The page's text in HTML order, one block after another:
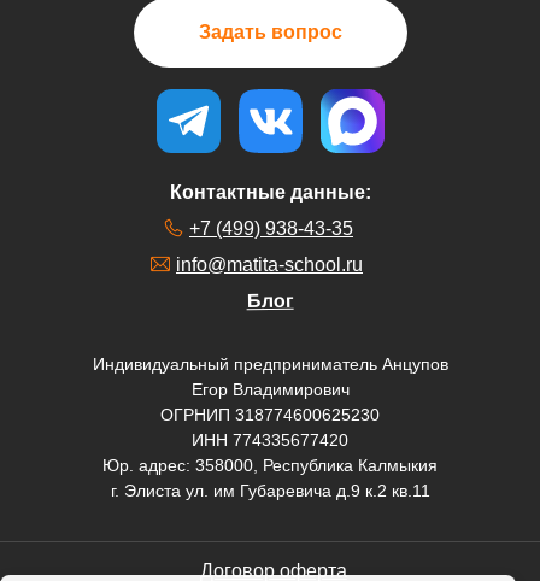
Задать вопрос
+7 (499) 938-43-35
info@matita-school.ru
Блог
Контактные данные:
Индивидуальный предприниматель Анцупов
Егор Владимирович
ОГРНИП 318774600625230
ИНН 774335677420
Юр. адрес: 358000, Республика Калмыкия
г. Элиста ул. им Губаревича д.9 к.2 кв.11
Договор оферта